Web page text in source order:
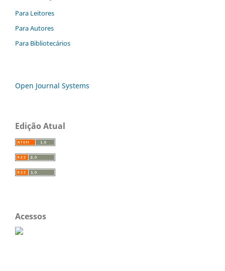
Para Leitores
Para Autores
Para Bibliotecários
Open Journal Systems
Edição Atual
Acessos